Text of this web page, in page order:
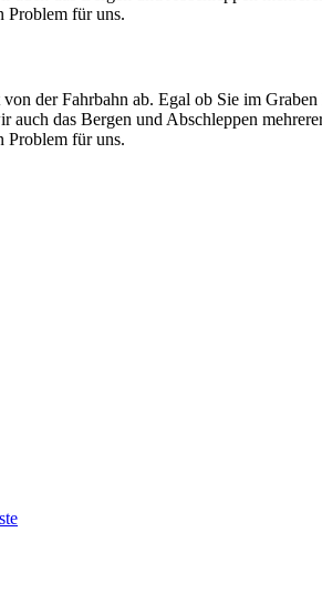
Problem für uns.
der Fahrbahn ab. Egal ob Sie im
das Bergen und Abschleppen
Problem für uns.